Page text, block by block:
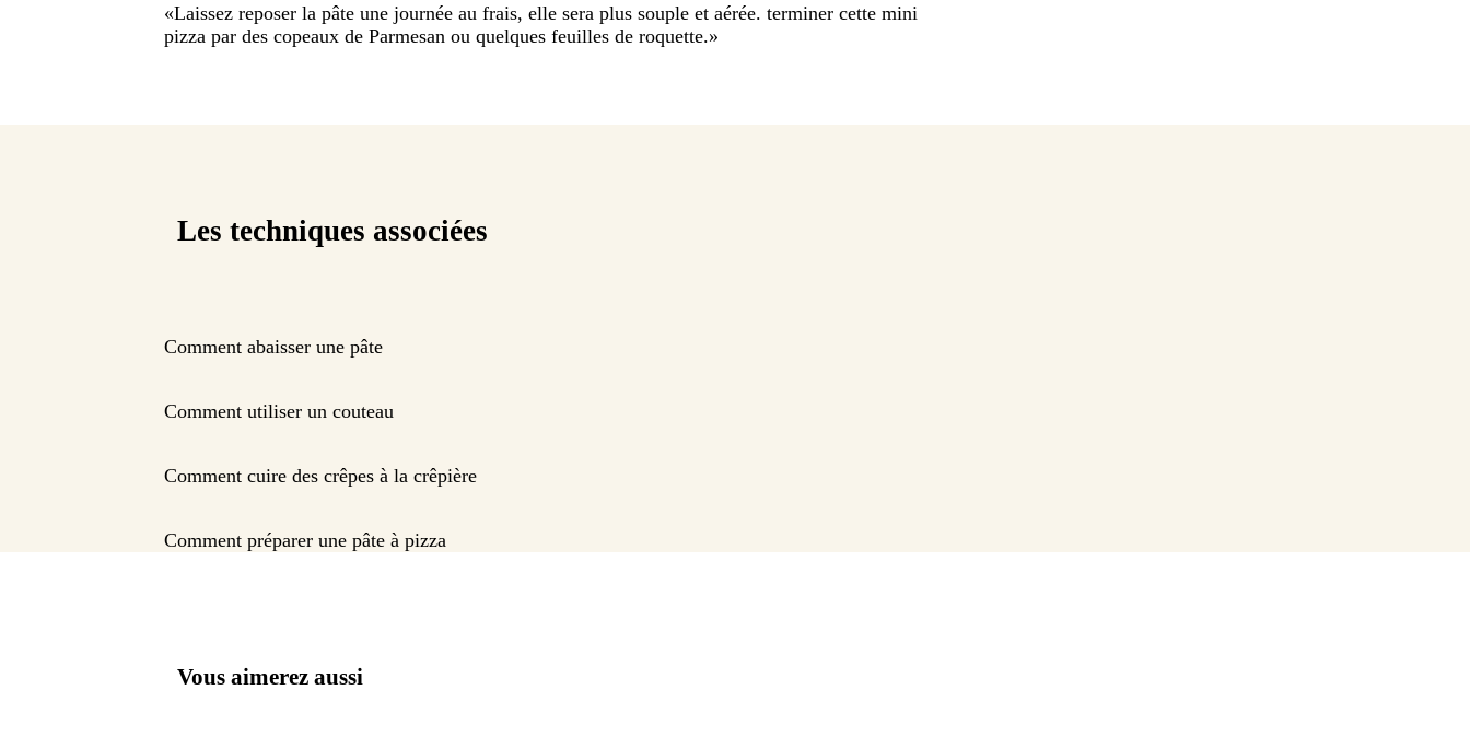
«Laissez reposer la pâte une journée au frais, elle sera plus souple et aérée. terminer cette mini
pizza par des copeaux de Parmesan ou quelques feuilles de roquette.»
Les techniques associées
Comment abaisser une pâte
Comment utiliser un couteau
Comment cuire des crêpes à la crêpière
Comment préparer une pâte à pizza
Vous aimerez aussi